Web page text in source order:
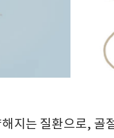
지는 질환으로, 골